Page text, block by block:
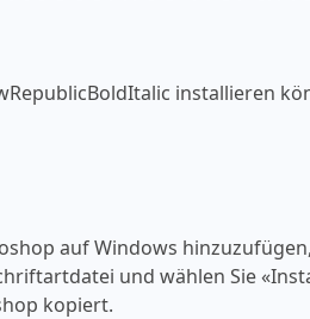
installieren
auf Windows
und wählen Sie
kopiert.